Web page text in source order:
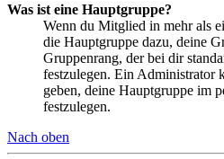
Was ist eine Hauptgruppe?
Wenn du Mitglied in mehr als
die Hauptgruppe dazu, deine
Gruppenrang, der bei dir
festzulegen. Ein Administrator
geben, deine Hauptgruppe im
festzulegen.
Nach oben